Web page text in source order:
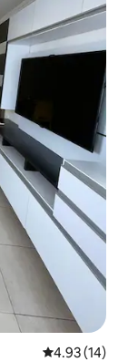
คะแนนเฉลี่ย
4.93 (14)